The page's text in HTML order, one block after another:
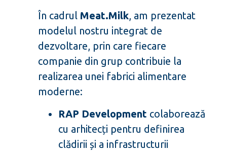
În cadrul Meat.Milk, am prezentat
modelul nostru integrat de
dezvoltare, prin care fiecare
companie din grup contribuie la
realizarea unei fabrici alimentare
moderne:
RAP Development colaborează
cu arhitecți pentru definirea
clădirii și a infrastructurii